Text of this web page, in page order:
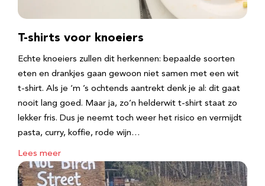
T-shirts voor knoeiers
Echte knoeiers zullen dit herkennen: bepaalde soorten
eten en drankjes gaan gewoon niet samen met een wit
t-shirt. Als je ‘m ’s ochtends aantrekt denk je al: dit gaat
nooit lang goed. Maar ja, zo’n helderwit t-shirt staat zo
lekker fris. Dus je neemt toch weer het risico en vermijdt
pasta, curry, koffie, rode wijn…
Lees meer